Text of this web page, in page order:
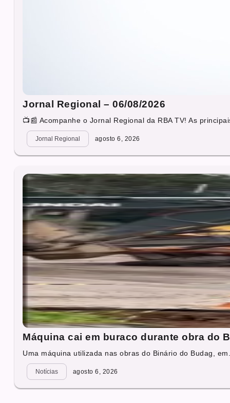
Jornal Regional – 06/08/2026
📺📰 Acompanhe o Jornal Regional da RBA TV! As
Jornal Regional agosto 6, 2026
Máquina cai em buraco durante obra do
Uma máquina utilizada nas obras do Binário do Budag,
Notícias agosto 6, 2026